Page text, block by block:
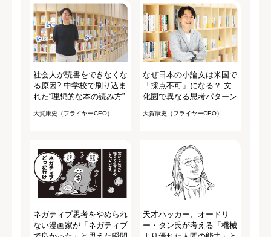
社会人が読書をできなくな
る原因? 中学校で刷り込ま
れた“理想的な本の読み方”
大賀康史（フライヤーCEO）
なぜ日本の小論文は米国で
「採点不可」になる？ 文
化圏で異なる思考パターン
大賀康史（フライヤーCEO）
ネガティブ思考をやめられ
ない漫画家が「ネガティブ
天才ハッカー、オードリ
ー・タン氏が考える「機械